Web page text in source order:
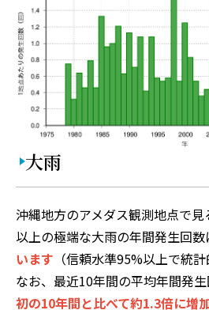
大雨
沖縄地方のアメダス観測地点で
以上の極端な大雨の年間発生回数
います （信頼水準95%以上で統計
なお、最近10年間の平均年間発
初の10年間と比べて約1.3倍に増